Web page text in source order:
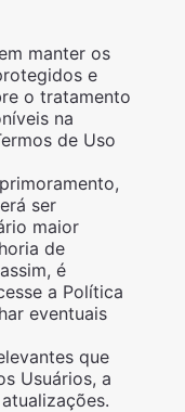
manter os
e
o tratamento
na
de Uso
ser
maior
de
é
a Política
eventuais
que
Usuários, a